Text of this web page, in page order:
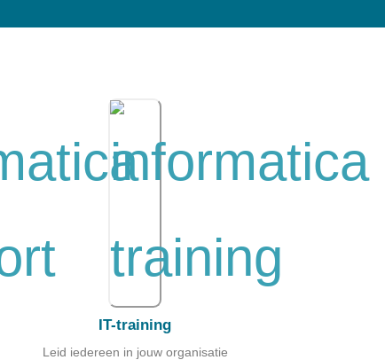
IT-training
Leid iedereen in jouw organisatie